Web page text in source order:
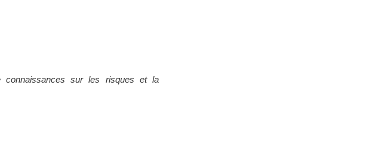
connaissances sur les risques et la